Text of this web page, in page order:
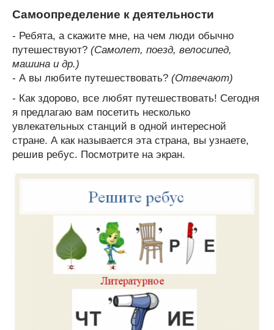
Самоопределение к деятельности
- Ребята, а скажите мне, на чем люди обычно
путешествуют? (Самолет, поезд, велосипед,
машина и др.)
- А вы любите путешествовать? (Отвечают)
- Как здорово, все любят путешествовать! Сегодня
я предлагаю вам посетить несколько
увлекательных станций в одной интересной
стране. А как называется эта страна, вы узнаете,
решив ребус. Посмотрите на экран.